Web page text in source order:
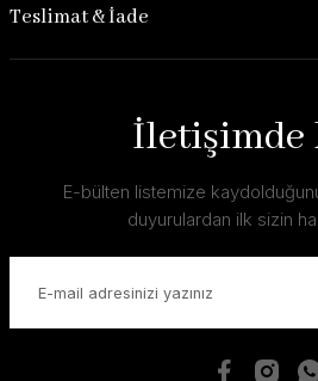
Teslimat & İade
İletişimde
E-bülten listemize
duyurulardan ilk sizin